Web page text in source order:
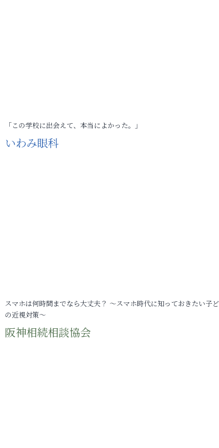
「この学校に出会えて、本当によかった。」
いわみ眼科
スマホは何時間までなら大丈夫？ ～スマホ時代に知っておきたい子
の近視対策～
阪神相続相談協会